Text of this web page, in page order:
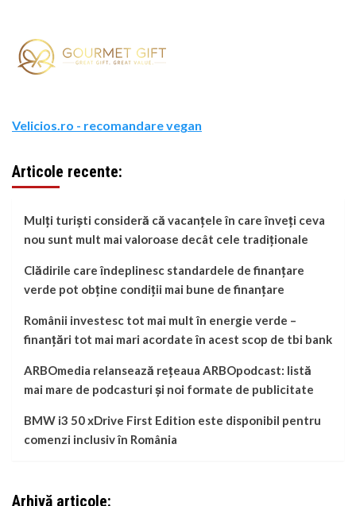
Velicios.ro - recomandare vegan
Articole recente:
Mulți turiști consideră că vacanțele în care înveți ceva
nou sunt mult mai valoroase decât cele tradiționale
Clădirile care îndeplinesc standardele de finanțare
verde pot obține condiții mai bune de finanțare
Românii investesc tot mai mult în energie verde –
finanțări tot mai mari acordate în acest scop de tbi bank
ARBOmedia relansează rețeaua ARBOpodcast: listă
mai mare de podcasturi și noi formate de publicitate
BMW i3 50 xDrive First Edition este disponibil pentru
comenzi inclusiv în România
Arhivă articole: